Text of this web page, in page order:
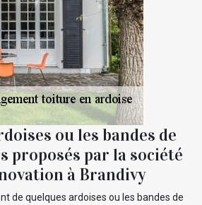
ou les bandes de
proposés par la société
à Brandivy
de quelques ardoises ou les bandes de